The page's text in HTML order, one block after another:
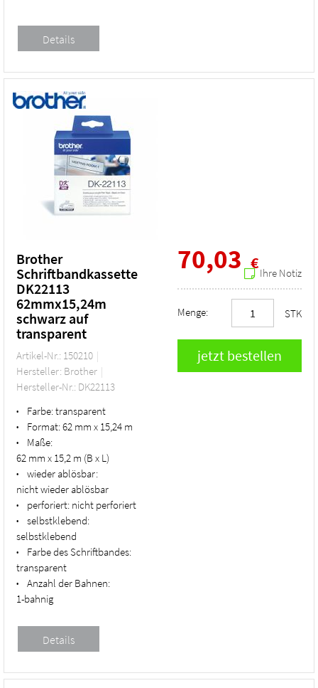
Brother
Schriftbandkassette
DK22113
62mmx15,24m
schwarz auf
transparent
Artikel-Nr.: 150210
Hersteller: Brother
Hersteller-Nr.: DK22113
• Farbe:transparent
• Format:62 mm x 15,24 m
•
Maße:
62 mm x 15,2 m (B x L)
•
wieder ablösbar:
nicht wieder ablösbar
• perforiert: nicht perforiert
•
selbstklebend:
selbstklebend
•
Farbe des Schriftbandes:
transparent
•
Anzahl der Bahnen:
1-bahnig
70,03 €
Ihre Notiz
Menge: STK